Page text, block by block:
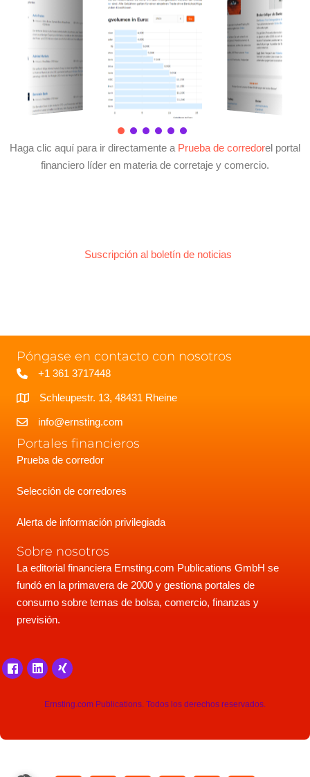
Haga clic aquí para ir directamente a Prueba de corredorel portal
financiero líder en materia de corretaje y comercio.
Suscripción al boletín de noticias
Póngase en contacto con nosotros
+1 361 3717448
Schleupestr. 13, 48431 Rheine
info@ernsting.com
Portales financieros
Prueba de corredor
Selección de corredores
Alerta de información privilegiada
Sobre nosotros
La editorial financiera Ernsting.com Publications GmbH se
fundó en la primavera de 2000 y gestiona portales de
consumo sobre temas de bolsa, comercio, finanzas y
previsión.
Ernsting.com Publications. Todos los derechos reservados.